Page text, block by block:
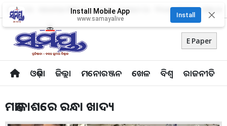
About Us Advertise With Us Career Contact Us Privacy Policy
E Paper
ଓଡ଼ିଶା ଜିଲ୍ଲା ମନୋରଞ୍ଜନ ଖେଳ ବିଶ୍ବ ରାଜନୀତି
Install Mobile App
www.samayalive
Install ✕
ମହାକାଶରେ ରନ୍ଧା ଖାଦ୍ୟ